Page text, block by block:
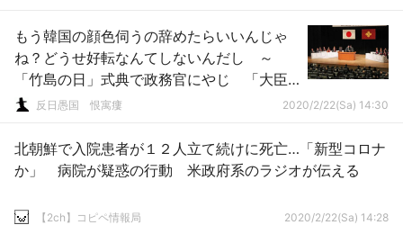
もう韓国の顔色伺うの辞めたらいいんじゃ
ね？どうせ好転なんてしないんだし ～
「竹島の日」式典で政務官にやじ 「大臣
はいつ来るんだ」…地元に募るいらだち
反日愚国 恨寓瘻 2020/2/22(Sa) 14:30
北朝鮮で入院患者が１２人立て続けに死亡…「新型コロナ
か」 病院が疑惑の行動 米政府系のラジオが伝える
【2ch】コピペ情報局 2020/2/22(Sa) 14:28